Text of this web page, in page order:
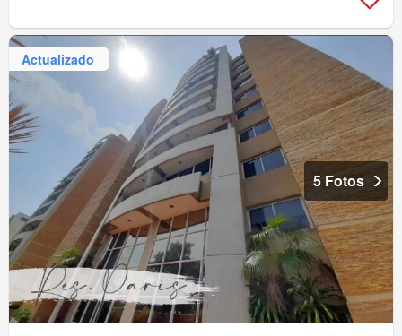
Actualizado
5 Fotos